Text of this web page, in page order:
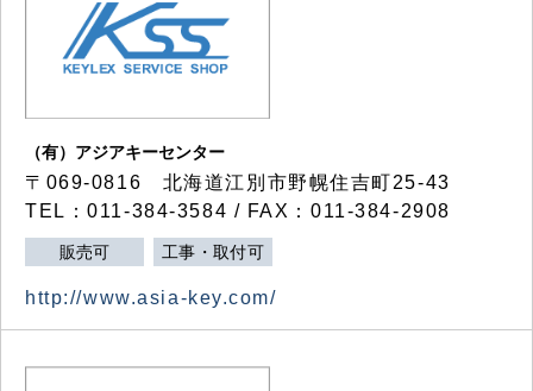
（有）アジアキーセンター
〒069-0816 北海道江別市野幌住吉町25-43
TEL：011-384-3584 / FAX：011-384-2908
販売可 工事・取付可
http://www.asia-key.com/